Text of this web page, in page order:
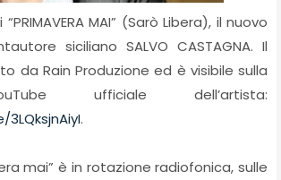
MAI” (Sarò Libera), il nuovo
siciliano SALVO CASTAGNA. Il
da Rain Produzione ed è visibile sulla
ufficiale dell’artista:
.
mai” è in rotazione radiofonica, sulle